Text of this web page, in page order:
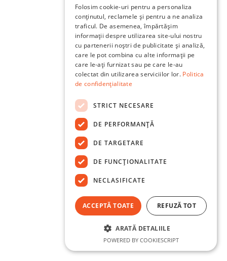
Folosim cookie-uri pentru a personaliza
conținutul, reclamele și pentru a ne analiza
traficul. De asemenea, împărtășim
informații despre utilizarea site-ului nostru
cu partenerii noștri de publicitate și analiză,
care le pot combina cu alte informații pe
care le-ați furnizat sau pe care le-au
colectat din utilizarea serviciilor lor. Politica
de confidențialitate
STRICT NECESARE
DE PERFORMANȚĂ
DE TARGETARE
DE FUNCŢIONALITATE
NECLASIFICATE
ACCEPTĂ TOATE REFUZĂ TOT
ARATĂ DETALIILE
POWERED BY COOKIESCRIPT